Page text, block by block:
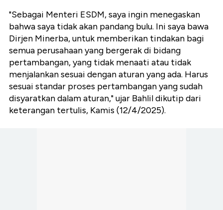
"Sebagai Menteri ESDM, saya ingin menegaskan
bahwa saya tidak akan pandang bulu. Ini saya bawa
Dirjen Minerba, untuk memberikan tindakan bagi
semua perusahaan yang bergerak di bidang
pertambangan, yang tidak menaati atau tidak
menjalankan sesuai dengan aturan yang ada. Harus
sesuai standar proses pertambangan yang sudah
disyaratkan dalam aturan," ujar Bahlil dikutip dari
keterangan tertulis, Kamis (12/4/2025).